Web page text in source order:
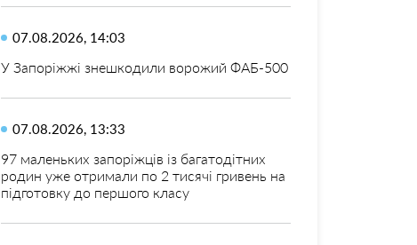
07.08.2026, 14:03
У Запоріжжі знешкодили ворожий ФАБ-500
07.08.2026, 13:33
97 маленьких запоріжців із багатодітних
родин уже отримали по 2 тисячі гривень на
підготовку до першого класу